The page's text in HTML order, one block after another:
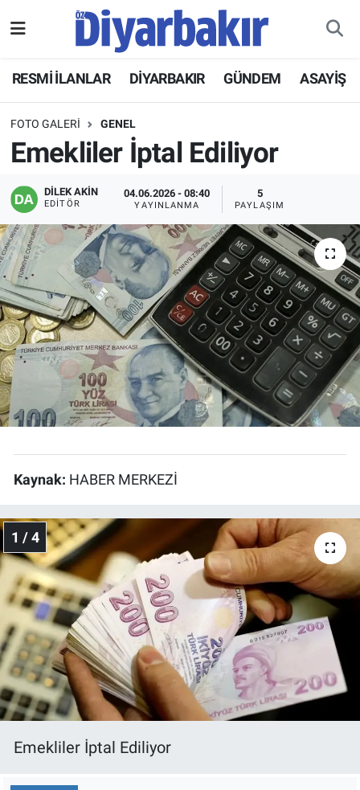
RESMİ İLANLAR DİYARBAKIR GÜNDEM ASAYİŞ
FOTO GALERI GENEL
Emekliler İptal Ediliyor
DİLEK AKİN
EDITÖR
04.06.2026 - 08:40
YAYINLANMA
5
PAYLAŞIM
Kaynak: HABER MERKEZİ
1 / 4
Emekliler İptal Ediliyor
ASAYİŞ
DİYARBAKIR
EKONOMİ
GÜNDEM
BÖLGE
DÜNYA
KÜLTÜR SANAT
EĞİTİM
ÖZEL HABER
POLİTİKA
SPOR
TEKNOLOJİ
Hava Durumu
Namaz Vakitleri
Trafik Durumu
Süper Lig Puan Durumu ve Fikstür
Tüm Manşetler
Son Dakika Haberleri
Haber Arşivi